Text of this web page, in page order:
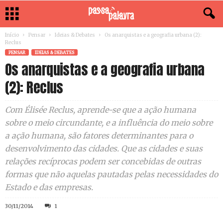
Início Pensar Ideias & Debates
Os anarquistas e a geografia urbana (2):
Reclus
PENSAR IDEIAS & DEBATES
Os anarquistas e a geografia urbana
(2): Reclus
Com Élisée Reclus, aprende-se que a ação humana
sobre o meio circundante, e a influência do meio sobre
a ação humana, são fatores determinantes para o
desenvolvimento das cidades. Que as cidades e suas
relações recíprocas podem ser concebidas de outras
formas que não aquelas pautadas pelas necessidades do
Estado e das empresas.
30/11/2014 1